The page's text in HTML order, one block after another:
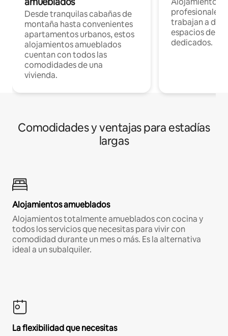
Desde tranquilas cabañas de
montaña hasta convenientes
apartamentos urbanos, estos
alojamientos amueblados
cuentan con todos las
comodidades de una
vivienda.
profesionales
trabajan a
espacios de
dedicados.
Comodidades y ventajas para estadías
largas
Alojamientos amueblados
Alojamientos totalmente amueblados con cocina y
todos los servicios que necesitas para vivir con
comodidad durante un mes o más. Es la alternativa
ideal a un subalquiler.
La flexibilidad que necesitas